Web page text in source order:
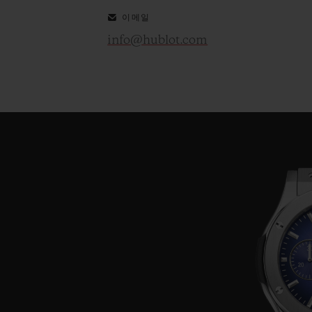
이메일
info@hublot.com